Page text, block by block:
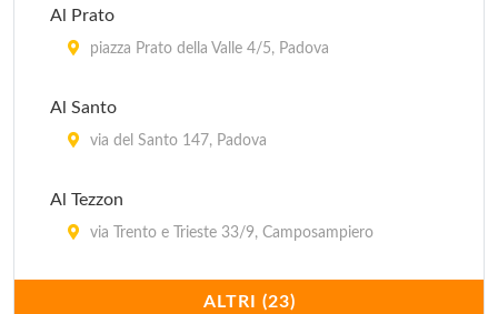
Al Prato
piazza Prato della Valle 4/5, Padova
Al Santo
via del Santo 147, Padova
Al Tezzon
via Trento e Trieste 33/9, Camposampiero
ALTRI (23)